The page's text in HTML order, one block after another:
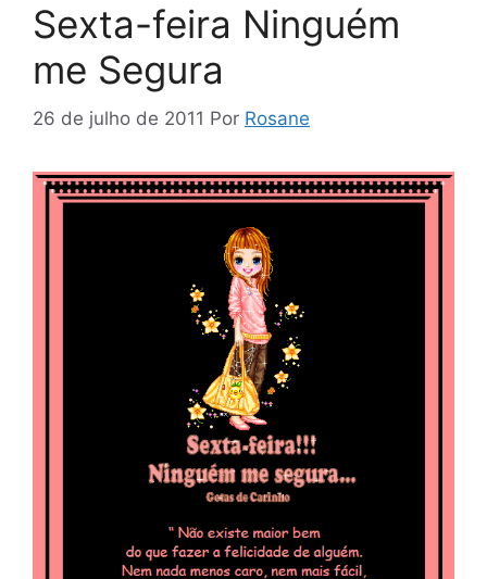
Sexta-feira Ninguém
me Segura
26 de julho de 2011 Por Rosane